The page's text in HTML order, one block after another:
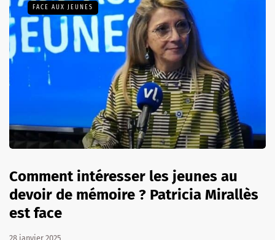
FACE AUX JEUNES
Comment intéresser les jeunes au
devoir de mémoire ? Patricia Mirallès
est face